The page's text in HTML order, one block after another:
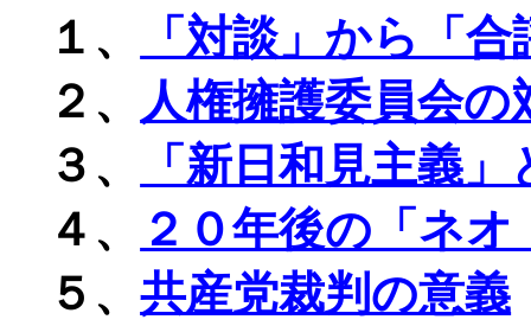
１、
「対談」から「
２、
人権擁護委員会の
３、
「新日和見主義
４、
２０年後の「ネ
５、共産党裁判の意義